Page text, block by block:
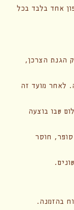
אחד בלבד בכל
הגנת הצרכן,
האספקה. לאחר מועד זה
שבו בוצעה
חוסר
בהזמנה.